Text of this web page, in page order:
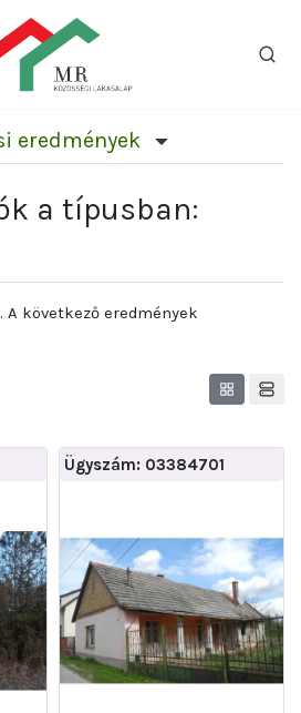
eredmények
a típusban:
következő eredmények
legördülő menüre
Ügyszám: 03384701